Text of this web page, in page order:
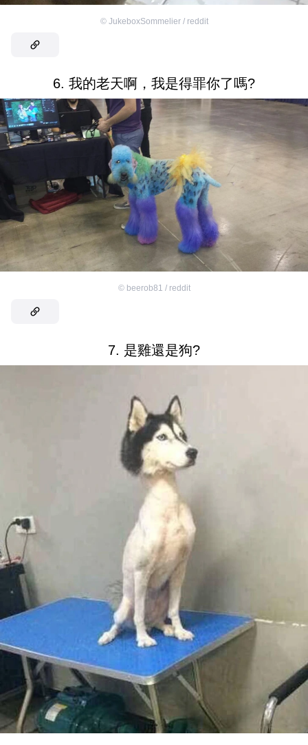
© JukeboxSommelier / reddit
6. 我的老天啊，我是得罪你了嗎?
© beerob81 / reddit
7. 是雞還是狗?